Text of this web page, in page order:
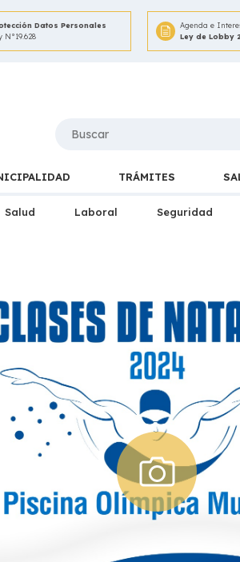
Datos Personales
N°19.628
Agenda e
Ley de Lobby
TRÁMITES
Salud Laboral Seguridad